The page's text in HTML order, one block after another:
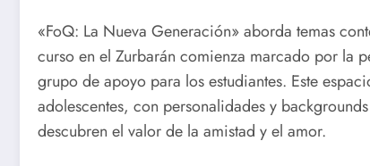
«FoQ: La Nueva Generación» aborda temas
curso en el Zurbarán comienza marcado por la
grupo de apoyo para los estudiantes. Este
adolescentes, con personalidades y
descubren el valor de la amistad y el amor.